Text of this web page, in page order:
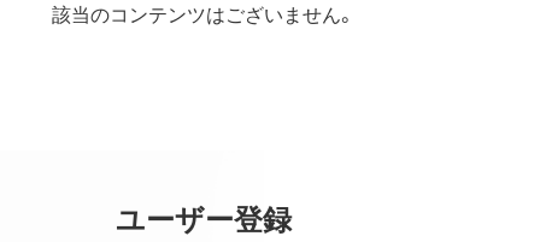
該当のコンテンツはございません。
ユーザー登録